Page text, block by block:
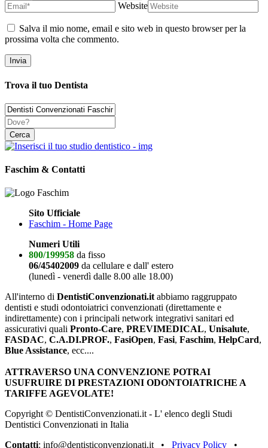
Website
Salva il mio nome, email e sito web in questo browser per la
prossima volta che commento.
Trova il tuo Dentista
Faschim & Contatti
Sito Ufficiale
Faschim - Home Page
Numeri Utili
800/199958 da fisso
06/45402009 da cellulare e dall' estero
(lunedì - venerdì dalle 8.00 alle 18.00)
All'interno di DentistiConvenzionati.it abbiamo raggruppato
dentisti e studi odontoiatrici convenzionati (direttamente e
indirettamente) con i principali network integrativi sanitari ed
assicurativi quali Pronto-Care, PREVIMEDICAL, Unisalute,
FASDAC, C.A.DI.PROF., FasiOpen, Fasi, Faschim, HelpCard,
Blue Assistance, ecc....
ATTRAVERSO UNA CONVENZIONE POTRAI
USUFRUIRE DI PRESTAZIONI ODONTOIATRICHE A
TARIFFE AGEVOLATE!
Copyright © DentistiConvenzionati.it - L' elenco degli Studi
Dentistici Convenzionati in Italia
Contatti: info@dentisticonvenzionati.it • Privacy Policy •